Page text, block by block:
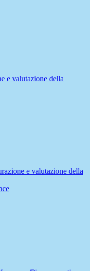
e valutazione della
e valutazione della